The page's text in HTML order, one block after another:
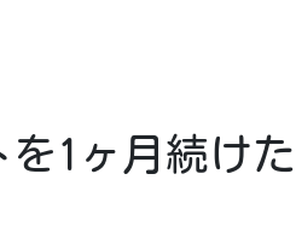
を1ヶ月続け